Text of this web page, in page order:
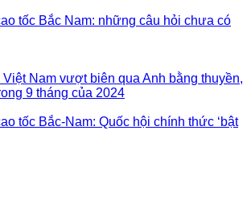
tốc Bắc Nam: những câu hỏi chưa có
Nam vượt biên qua Anh bằng thuyền,
9 tháng của 2024
tốc Bắc-Nam: Quốc hội chính thức ‘bật